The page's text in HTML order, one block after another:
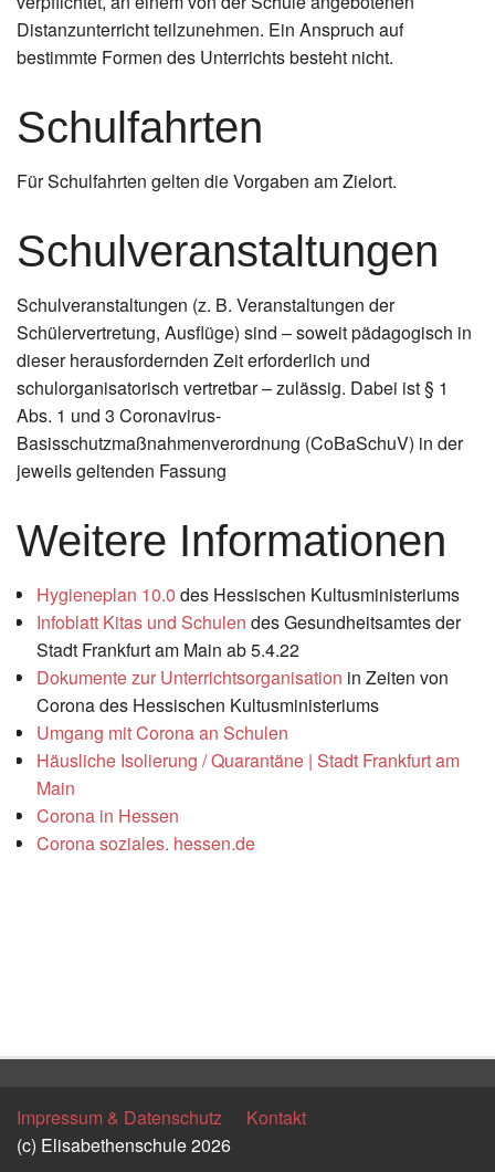
Distanzunterricht teilzunehmen. Ein Anspruch auf
bestimmte Formen des Unterrichts besteht nicht.
Schulfahrten
Für Schulfahrten gelten die Vorgaben am Zielort.
Schulveranstaltungen
Schulveranstaltungen (z. B. Veranstaltungen der
Schülervertretung, Ausflüge) sind – soweit pädagogisch in
dieser herausfordernden Zeit erforderlich und
schulorganisatorisch vertretbar – zulässig. Dabei ist § 1
Abs. 1 und 3 Coronavirus-
Basisschutzmaßnahmenverordnung (CoBaSchuV) in der
jeweils geltenden Fassung
Weitere Informationen
Hygieneplan 10.0 des Hessischen Kultusministeriums
Infoblatt Kitas und Schulen des Gesundheitsamtes der
Stadt Frankfurt am Main ab 5.4.22
Dokumente zur Unterrichtsorganisation in Zeiten von
Corona des Hessischen Kultusministeriums
Umgang mit Corona an Schulen
Häusliche Isolierung / Quarantäne | Stadt Frankfurt am
Main
Corona in Hessen
Corona soziales. hessen.de
Impressum & Datenschutz
Kontakt
(c) Elisabethenschule 2026